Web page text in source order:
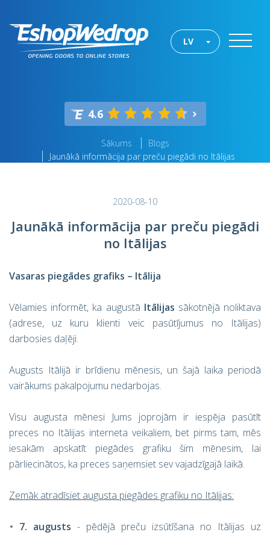
LV
4.6
Sākums
Blogs
Jaunākā informācija par preču piegādi no Itālijas
2020-08-10
Jaunākā informācija par preču piegādi
no Itālijas
Vasaras piegādes grafiks – Itālija
Vēlamies informēt, ka augustā Itālijas sākotnējā noliktava
(adrese, uz kuru klienti veic pasūtījumus no Itālijas)
darbosies daļēji.
Augusts Itālijā ir brīdienu mēnesis, un šajā laika periodā
vairākums pakalpojumu nedarbojas.
Visu augusta mēnesi Jums joprojām ir iespēja pasūtīt
preces no Itālijas interneta veikaliem, bet pirms tam, mēs
iesakām apskatīt piegādes grafiku šim mēnesim, lai
pārliecinātos, ka preces saņemsiet sev vajadzīgajā laikā.
Zemāk atradīsiet augusta piegādes grafiku no Itālijas:
7. augusts - pēdējā preču izsūtīšana no Itālijas uz